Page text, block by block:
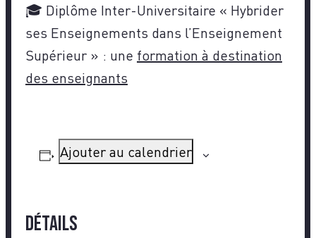
🎓 Diplôme Inter-Universitaire « Hybrider
ses Enseignements dans l’Enseignement
Supérieur » : une formation à destination
des enseignants
Ajouter au calendrier
Détails